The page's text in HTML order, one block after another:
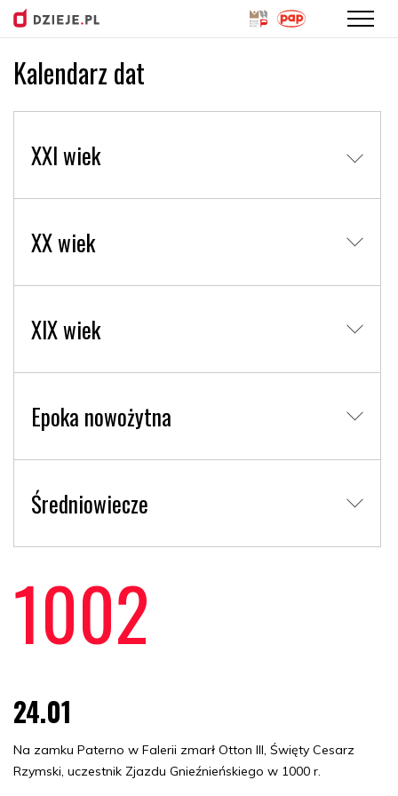
Kalendarz dat
1002
24.01
Na zamku Paterno w Falerii zmarł Otton III, Święty Cesarz
Rzymski, uczestnik Zjazdu Gnieźnieńskiego w 1000 r.
XXI wiek
XX wiek
XIX wiek
Epoka nowożytna
Średniowiecze